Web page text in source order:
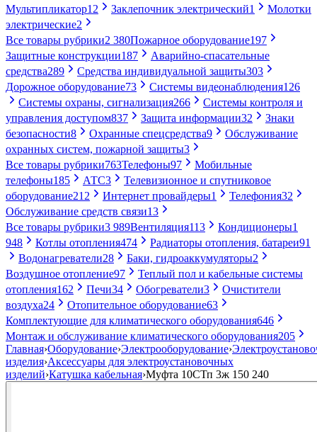
Мультипликатор12 Заклепочник электрический1
Молотки
электрические2
Все товары рубрики2 380Пожарное оборудование197
Защитные конструкции187
Аварийно-спасательные
средства289 Средства индивидуальной защиты303
Дорожное оборудование73 Системы видеонаблюдения126
Системы охраны, сигнализация266
Системы контроля и
управления доступом837 Защита информации32
Знаки
безопасности8 Охранные спецсредства9
Обслуживание
охранных систем, пожарной защиты3
Все товары рубрики763Телефоны97
Мобильные
телефоны185 АТС3
Телевизионное и спутниковое
оборудование212 Интернет провайдеры1 Телефония32
Обслуживание средств связи13
Все товары рубрики3 989Вентиляция113 Кондиционеры1
948
Котлы отопления474 Радиаторы отопления, батареи91
Водонагреватели28 Баки, гидроаккумуляторы2
Воздушное отопление97
Теплый пол и кабельные системы
отопления162 Печи34 Обогреватели3
Очистители
воздуха24 Отопительное оборудование63
Комплектующие для климатического оборудования646
Монтаж и обслуживание климатического оборудования205
Главная›Оборудование›Электрооборудование›
изделия›Аксессуары для электроустановочных
изделий›Катушка кабельная›Муфта 10СТп 3ж 150 240